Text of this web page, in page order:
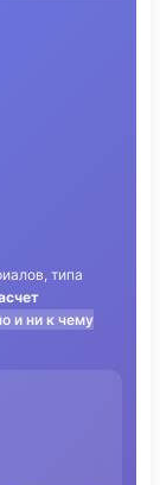
типа
и ни к чему